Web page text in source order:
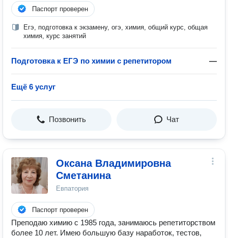
Паспорт проверен
Егэ, подготовка к экзамену, огэ, химия, общий курс, общая
химия, курс занятий
Подготовка к ЕГЭ по химии с репетитором —
Ещё 6 услуг
Позвонить Чат
Оксана Владимировна
Сметанина
Евпатория
Паспорт проверен
Преподаю химию с 1985 года, занимаюсь репетиторством
более 10 лет. Имею большую базу наработок, тестов,